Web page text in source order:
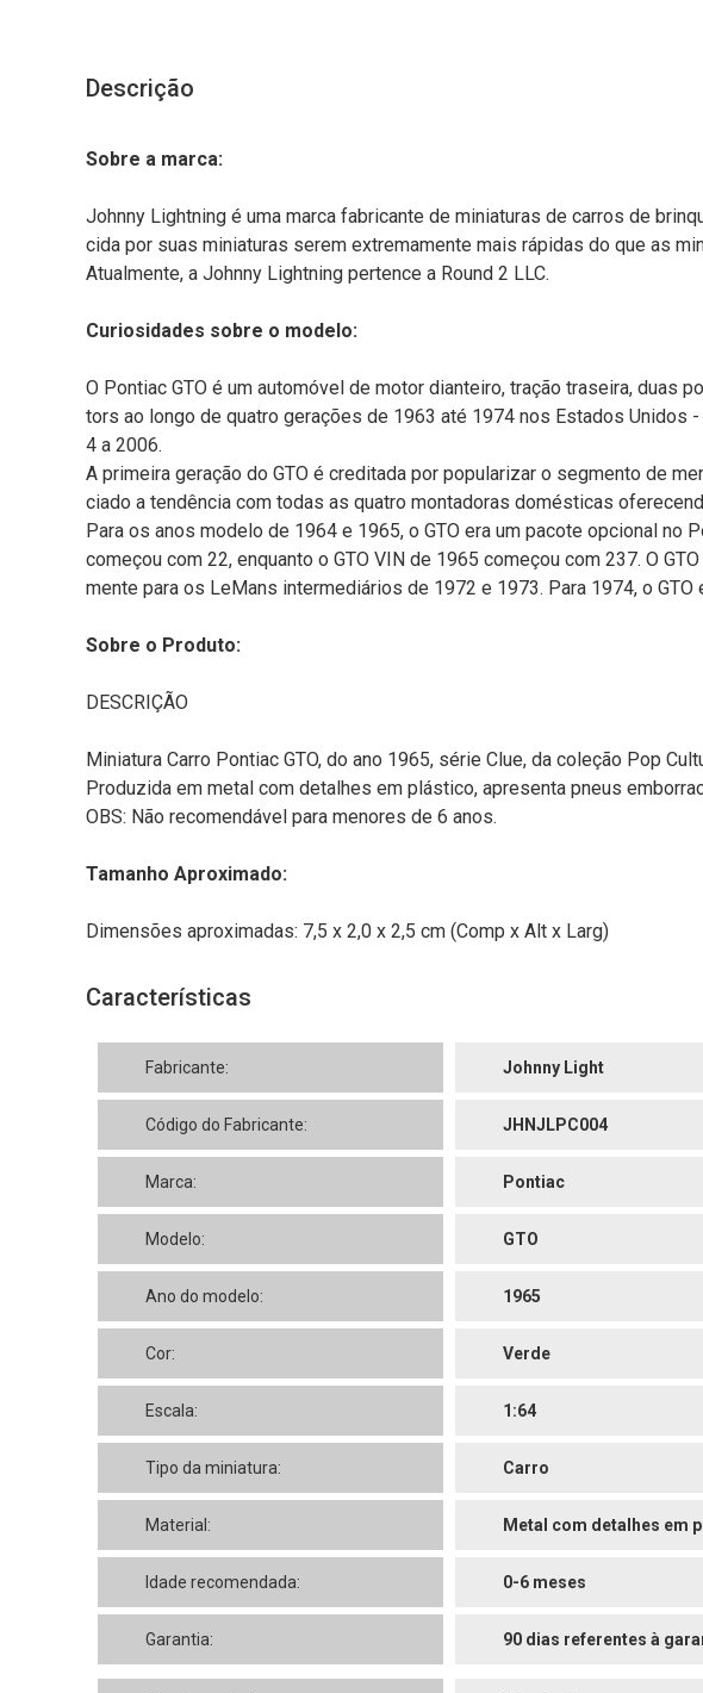
Descrição
Sobre a marca:
Johnny Lightning é uma marca fabricante de miniaturas de carros de
cida por suas miniaturas serem extremamente mais rápidas do que as
Atualmente, a Johnny Lightning pertence a Round 2 LLC.
Curiosidades sobre o modelo:
O Pontiac GTO é um automóvel de motor dianteiro, tração traseira,
tors ao longo de quatro gerações de 1963 até 1974 nos Estados Unidos
4 a 2006.
A primeira geração do GTO é creditada por popularizar o segmento de
ciado a tendência com todas as quatro montadoras domésticas
Para os anos modelo de 1964 e 1965, o GTO era um pacote opcional no
começou com 22, enquanto o GTO VIN de 1965 começou com 237. O
mente para os LeMans intermediários de 1972 e 1973. Para 1974, o
Sobre o Produto:
DESCRIÇÃO
Miniatura Carro Pontiac GTO, do ano 1965, série Clue, da coleção Pop
Produzida em metal com detalhes em plástico, apresenta pneus
OBS: Não recomendável para menores de 6 anos.
Tamanho Aproximado:
Dimensões aproximadas: 7,5 x 2,0 x 2,5 cm (Comp x Alt x Larg)
Características
Fabricante: Johnny Light
Código do Fabricante: JHNJLPC004
Marca: Pontiac
Modelo: GTO
Ano do modelo: 1965
Cor: Verde
Escala: 1:64
Tipo da miniatura: Carro
Material: Metal com detalhes em
Idade recomendada: 0-6 meses
Garantia: 90 dias referentes à